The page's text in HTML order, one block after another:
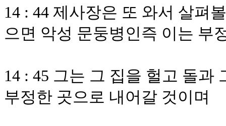
14 : 44 제사장은 또 와서 살펴
으면 악성 문둥병인즉 이는 부
14 : 45 그는 그 집을 헐고 돌과
부정한 곳으로 내어갈 것이며